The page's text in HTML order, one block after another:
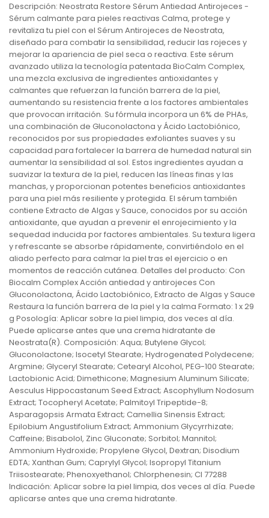
Descripción: Neostrata Restore Sérum Antiedad Antirojeces -
Sérum calmante para pieles reactivas Calma, protege y
revitaliza tu piel con el Sérum Antirojeces de Neostrata,
diseñado para combatir la sensibilidad, reducir las rojeces y
mejorar la apariencia de piel seca o reactiva. Este sérum
avanzado utiliza la tecnología patentada BioCalm Complex,
una mezcla exclusiva de ingredientes antioxidantes y
calmantes que refuerzan la función barrera de la piel,
aumentando su resistencia frente a los factores ambientales
que provocan irritación. Su fórmula incorpora un 6% de PHAs,
una combinación de Gluconolactona y Ácido Lactobiónico,
reconocidos por sus propiedades exfoliantes suaves y su
capacidad para fortalecer la barrera de humedad natural sin
aumentar la sensibilidad al sol. Estos ingredientes ayudan a
suavizar la textura de la piel, reducen las líneas finas y las
manchas, y proporcionan potentes beneficios antioxidantes
para una piel más resiliente y protegida. El sérum también
contiene Extracto de Algas y Sauce, conocidos por su acción
antioxidante, que ayudan a prevenir el enrojecimiento y la
sequedad inducida por factores ambientales. Su textura ligera
y refrescante se absorbe rápidamente, convirtiéndolo en el
aliado perfecto para calmar la piel tras el ejercicio o en
momentos de reacción cutánea. Detalles del producto: Con
Biocalm Complex Acción antiedad y antirojeces Con
Gluconolactona, Ácido Lactobiónico, Extracto de Algas y Sauce
Restaura la función barrera de la piel y la calma Formato: 1 x 29
g Posología: Aplicar sobre la piel limpia, dos veces al día.
Puede aplicarse antes que una crema hidratante de
Neostrata(R). Composición: Aqua; Butylene Glycol;
Gluconolactone; Isocetyl Stearate; Hydrogenated Polydecene;
Argmine; Glyceryl Stearate; Cetearyl Alcohol, PEG-100 Stearate;
Lactobionic Acid; Dimethicone; Magnesium Aluminum Silicate;
Aesculus Hippocastanum Seed Extract; Ascophyllum Nodosum
Extract; Tocopheryl Acetate; Palmitoyl Tripeptide-8;
Asparagopsis Armata Extract; Camellia Sinensis Extract;
Epilobium Angustifolium Extract; Ammonium Glycyrrhizate;
Caffeine; Bisabolol, Zinc Gluconate; Sorbitol; Mannitol;
Ammonium Hydroxide; Propylene Glycol, Dextran; Disodium
EDTA; Xanthan Gum; Caprylyl Glycol; Isopropyl Titanium
Triisostearate; Phenoxyethanol; Chlorphenesin; CI 77288
Indicación: Aplicar sobre la piel limpia, dos veces al día. Puede
aplicarse antes que una crema hidratante.